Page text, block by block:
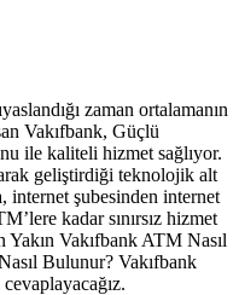
zaman ortalamanın
Vakıfbank, Güçlü
ile kaliteli hizmet sağlıyor.
geliştirdiği teknolojik alt
internet şubesinden internet
kadar sınırsız hizmet
Yakın Vakıfbank ATM Nasıl
Bulunur? Vakıfbank